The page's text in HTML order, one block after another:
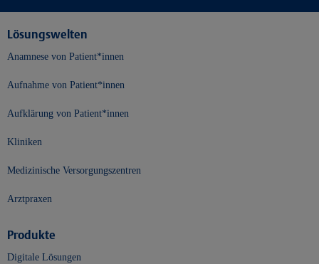
Lösungswelten
Anamnese von Patient*innen
Aufnahme von Patient*innen
Aufklärung von Patient*innen
Kliniken
Medizinische Versorgungszentren
Arztpraxen
Produkte
Digitale Lösungen